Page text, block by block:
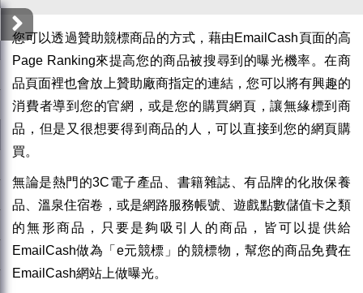
您可以透過贊助競標商品的方式，藉由EmailCash頁面的高
Page Ranking來提高您的商品被搜尋到的曝光機率。在商
品頁面裡也會放上贊助廠商指定的連結，您可以將有興趣的
消費者導到您的官網，或是您的購買網頁，讓無緣標到商
品，但是又很想要得到商品的人，可以直接到您的網頁購
買。
無論是熱門的3C電子產品、書籍雜誌、有品牌的化妝保養
品、溫泉住宿卷，或是網路服務帳號、遊戲點數儲值卡之類
的無形商品，只要是夠吸引人的商品，皆可以提供給
EmailCash做為「e元競標」的競標物，幫您的商品免費在
EmailCash網站上做曝光。